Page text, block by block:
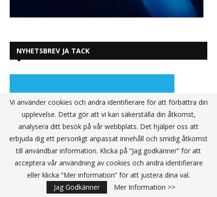
NYHETSBREV JA TACK
Vi använder cookies och andra identifierare för att förbättra din
upplevelse. Detta gör att vi kan säkerställa din åtkomst,
analysera ditt besök på vår webbplats. Det hjälper oss att
erbjuda dig ett personligt anpassat innehåll och smidig åtkomst
till användbar information. Klicka på ”Jag godkänner” för att
acceptera vår användning av cookies och andra identifierare
eller klicka ”Mer information” för att justera dina val.
Jag Godkänner
Mer Information >>